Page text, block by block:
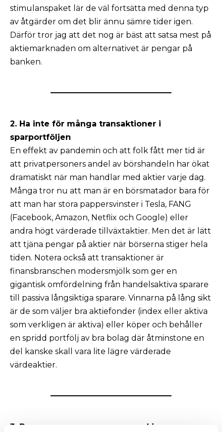
stimulanspaket lär de väl fortsätta med denna typ
av åtgärder om det blir ännu sämre tider igen.
Därför tror jag att det nog är bäst att satsa mest på
aktiemarknaden om alternativet är pengar på
banken.
2. Ha inte för många transaktioner i
sparportföljen
En effekt av pandemin och att folk fått mer tid är
att privatpersoners andel av börshandeln har ökat
dramatiskt när man handlar med aktier varje dag.
Många tror nu att man är en börsmatador bara för
att man har stora pappersvinster i Tesla, FANG
(Facebook, Amazon, Netflix och Google) eller
andra högt värderade tillväxtaktier. Men det är lätt
att tjäna pengar på aktier när börserna stiger hela
tiden. Notera också att transaktioner är
finansbranschen modersmjölk som ger en
gigantisk omfördelning från handelsaktiva sparare
till passiva långsiktiga sparare. Vinnarna på lång sikt
är de som väljer bra aktiefonder (index eller aktiva
som verkligen är aktiva) eller köper och behåller
en spridd portfölj av bra bolag där åtminstone en
del kanske skall vara lite lägre värderade
värdeaktier.
3. Bygg upp en egen pengamaskin